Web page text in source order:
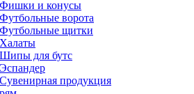
Фишки и конусы
Футбольные ворота
Футбольные щитки
Халаты
Шипы для бутс
Эспандер
Сувенирная продукция